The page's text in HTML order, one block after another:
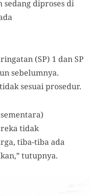
sedang diproses di
(SP) 1 dan SP
sebelumnya.
sesuai prosedur.
tidak
tiba-tiba ada
tutupnya.